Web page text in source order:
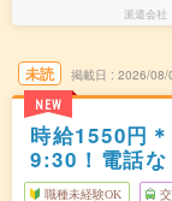
派遣会社
未読
NEW
掲載日 2026/08/
時給1550円
9:30！電話
職種未経験OK